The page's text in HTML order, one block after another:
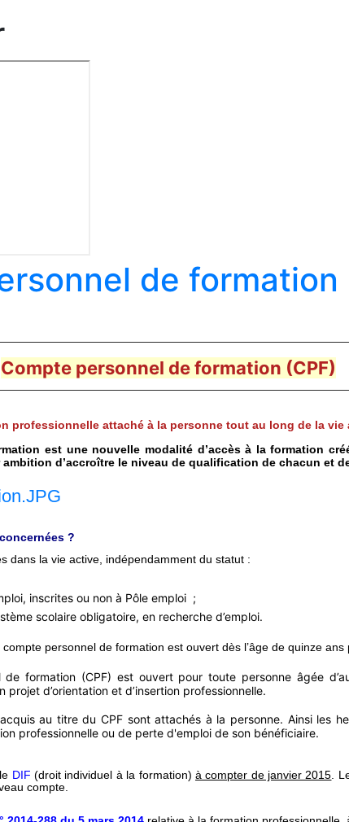
de formation
Compte personnel de formation (CPF)
professionnelle attaché à la personne tout au long de la
est une nouvelle modalité d’accès à la formation
d’accroître le niveau de qualification de chacun et
?
dans la vie active, indépendamment du statut :
inscrites ou non à Pôle emploi ;
scolaire obligatoire, en recherche d’emploi.
personnel de formation est ouvert dès l’âge de quinze
formation (CPF) est ouvert pour toute personne âgée
projet d’orientation et d’insertion professionnelle.
au titre du CPF sont attachés à la personne. Ainsi les
professionnelle ou de perte d'emploi de son bénéficiaire.
DIF (droit individuel à la formation) à compter de janvier 2015 .
compte.